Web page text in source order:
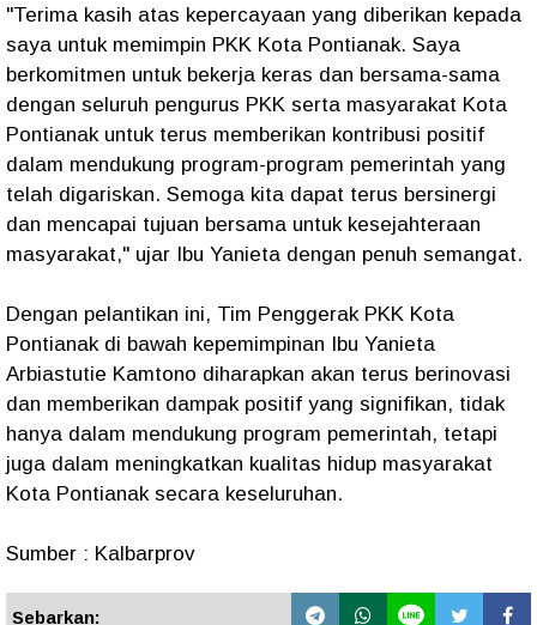
"Terima kasih atas kepercayaan yang diberikan kepada
saya untuk memimpin PKK Kota Pontianak. Saya
berkomitmen untuk bekerja keras dan bersama-sama
dengan seluruh pengurus PKK serta masyarakat Kota
Pontianak untuk terus memberikan kontribusi positif
dalam mendukung program-program pemerintah yang
telah digariskan. Semoga kita dapat terus bersinergi
dan mencapai tujuan bersama untuk kesejahteraan
masyarakat," ujar Ibu Yanieta dengan penuh semangat.
Dengan pelantikan ini, Tim Penggerak PKK Kota
Pontianak di bawah kepemimpinan Ibu Yanieta
Arbiastutie Kamtono diharapkan akan terus berinovasi
dan memberikan dampak positif yang signifikan, tidak
hanya dalam mendukung program pemerintah, tetapi
juga dalam meningkatkan kualitas hidup masyarakat
Kota Pontianak secara keseluruhan.
Sumber : Kalbarprov
Sebarkan: